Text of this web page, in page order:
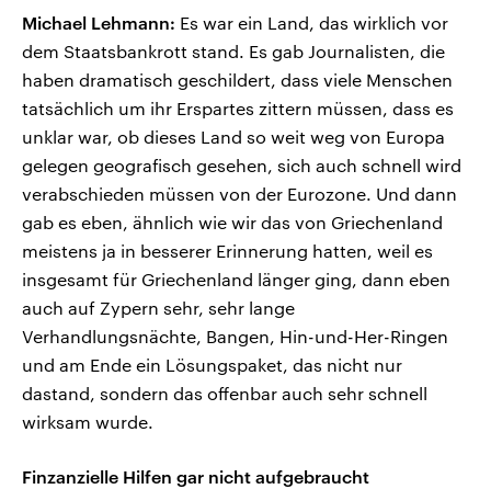
Michael Lehmann: Es war ein Land, das wirklich vor
dem Staatsbankrott stand. Es gab Journalisten, die
haben dramatisch geschildert, dass viele Menschen
tatsächlich um ihr Erspartes zittern müssen, dass es
unklar war, ob dieses Land so weit weg von Europa
gelegen geografisch gesehen, sich auch schnell wird
verabschieden müssen von der Eurozone. Und dann
gab es eben, ähnlich wie wir das von Griechenland
meistens ja in besserer Erinnerung hatten, weil es
insgesamt für Griechenland länger ging, dann eben
auch auf Zypern sehr, sehr lange
Verhandlungsnächte, Bangen, Hin-und-Her-Ringen
und am Ende ein Lösungspaket, das nicht nur
dastand, sondern das offenbar auch sehr schnell
wirksam wurde.
Finzanzielle Hilfen gar nicht aufgebraucht